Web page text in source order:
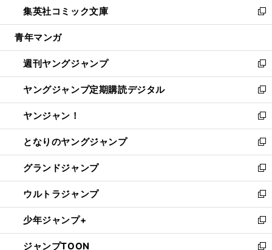
く
で
開
ド
ウ
開
く
ィ
ン
ウ
で
開
く
い
ウ
ン
ド
ウ
で
開
く
集英社コミック文庫
新
し
ウ
ィ
ン
ド
ウ
で
開
く
青年マンガ
週刊ヤングジャンプ
新
し
い
ウ
ィ
ン
ド
ウ
で
開
く
ヤングジャンプ定期購読デジタル
新
し
い
ウ
ィ
ン
ド
ウ
で
開
く
ヤンジャン！
新
し
い
ウ
ィ
ン
ド
ウ
で
開
く
となりのヤングジャンプ
新
し
い
ウ
ィ
ン
ド
ウ
で
グランドジャンプ
新
し
い
ウ
ィ
ン
ド
ウルトラジャンプ
新
し
い
ウ
ィ
少年ジャンプ+
新
し
い
ジャンプTOON